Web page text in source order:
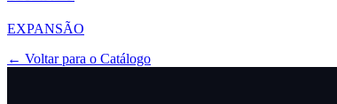
EXPANSÃO
← Voltar para o Catálogo